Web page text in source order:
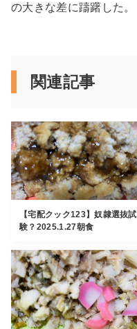
の大きな差に躊躇した。
関連記事
【宅配クック123】奴隷選抜試
験？2025.1.27朝食